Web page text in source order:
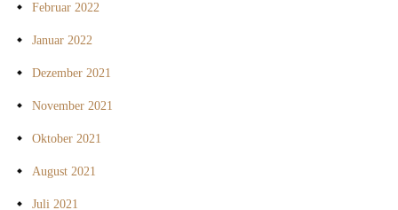
Februar 2022
Januar 2022
Dezember 2021
November 2021
Oktober 2021
August 2021
Juli 2021